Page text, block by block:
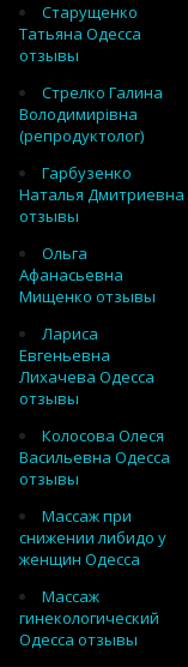
Старущенко
Татьяна Одесса
отзывы
Стрелко Галина
Володимирівна
(репродуктолог)
Гарбузенко
Наталья Дмитриевна
отзывы
Ольга
Афанасьевна
Мищенко отзывы
Лариса
Евгеньевна
Лихачева Одесса
отзывы
Колосова Олеся
Васильевна Одесса
отзывы
Массаж при
снижении либидо у
женщин Одесса
Массаж
гинекологический
Одесса отзывы